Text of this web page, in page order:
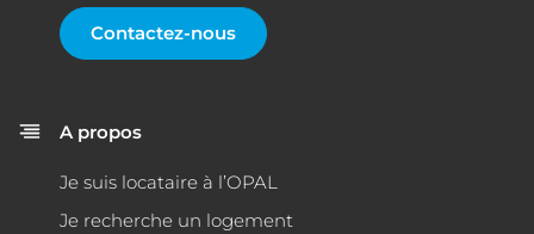
Contactez-nous
A propos
Je suis locataire à l’OPAL
Je recherche un logement